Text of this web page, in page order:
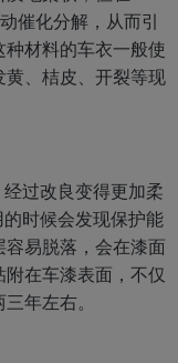
催化分解，从而引
材料的车衣一般使
、桔皮、开裂等现
过改良变得更加柔
时候会发现保护能
易脱落，会在漆面
在车漆表面，不仅
年左右。